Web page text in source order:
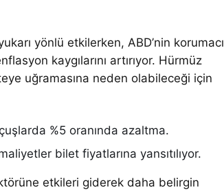
yönlü etkilerken, ABD’nin korumacı
kaygılarını artırıyor. Hürmüz
uğramasına neden olabileceği için
%5 oranında azaltma.
bilet fiyatlarına yansıtılıyor.
etkileri giderek daha belirgin